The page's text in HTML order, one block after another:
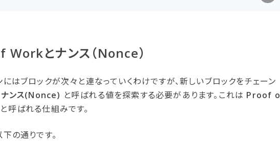
と​ナンス​（Nonce）
にはブロックが次々と連なっていくわけですが、新しいブロックをチェーン
ナンス(Nonce) と呼ばれる値を探索する必要があります。これは Proof o
と呼ばれる仕組みです。
の通りです。